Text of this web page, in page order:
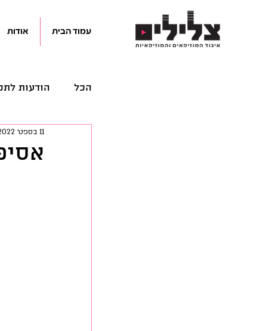
עמוד הבית אודות
הכל הודעות
מאמרים
11 בספט׳ 2022